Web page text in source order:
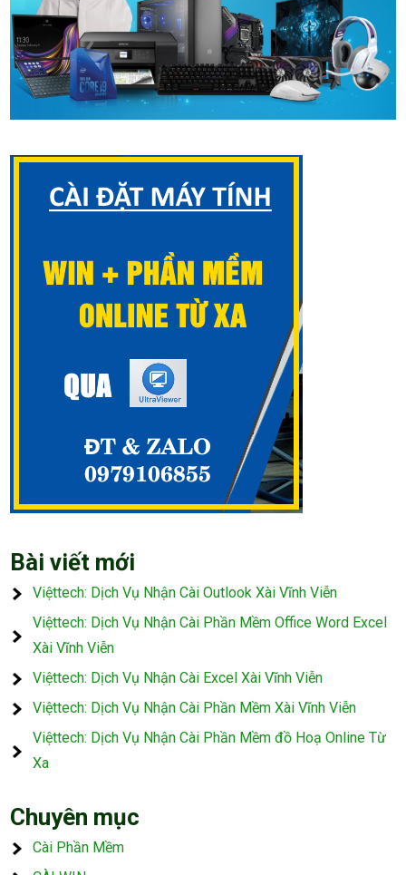
Bài viết mới
Việttech: Dịch Vụ Nhận Cài Outlook Xài Vĩnh Viễn
Việttech: Dịch Vụ Nhận Cài Phần Mềm Office Word Excel
Xài Vĩnh Viễn
Việttech: Dịch Vụ Nhận Cài Excel Xài Vĩnh Viễn
Việttech: Dịch Vụ Nhận Cài Phần Mềm Xài Vĩnh Viễn
Việttech: Dịch Vụ Nhận Cài Phần Mềm đồ Hoạ Online Từ
Xa
Chuyên mục
Cài Phần Mềm